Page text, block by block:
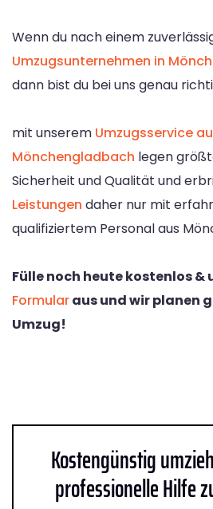
Wenn du nach einem
Umzugsunternehmen in
dann bist du bei uns genau
mit unserem Umzugsservice
Mönchengladbach legen
Sicherheit und Qualität und
Leistungen daher nur mit
qualifiziertem Personal aus
Fülle noch heute kostenlos
Formularaus und wir planen
Umzug!
Kostengünstig
professionelle Hilfe